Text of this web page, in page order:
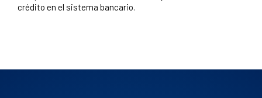
crédito en el sistema bancario.